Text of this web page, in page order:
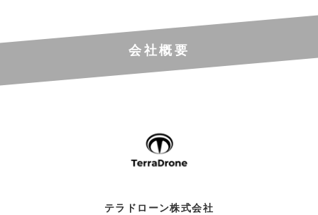
会社概要
テラドローン株式会社